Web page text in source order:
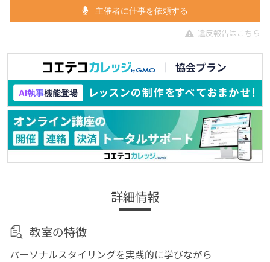
主催者に仕事を依頼する
違反報告はこちら
詳細情報
教室の特徴
パーソナルスタイリングを実践的に学びながら